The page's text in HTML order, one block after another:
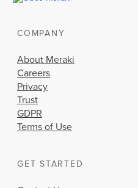
COMPANY
About Meraki
Careers
Privacy
Trust
GDPR
Terms of Use
GET STARTED